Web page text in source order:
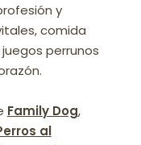
y
comida
perrunos
Family Dog,
al